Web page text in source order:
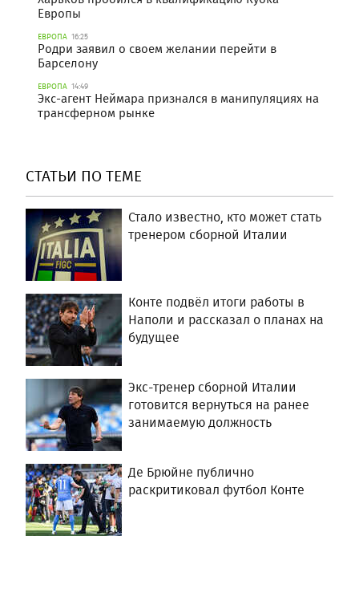
Европы
ЕВРОПА 16:25
Родри заявил о своем желании перейти в
Барселону
ЕВРОПА 14:49
Экс-агент Неймара признался в манипуляциях на
трансферном рынке
СТАТЬИ ПО ТЕМЕ
Стало известно, кто может стать
тренером сборной Италии
Конте подвёл итоги работы в
Наполи и рассказал о планах на
будущее
Экс-тренер сборной Италии
готовится вернуться на ранее
занимаемую должность
Де Брюйне публично
раскритиковал футбол Конте